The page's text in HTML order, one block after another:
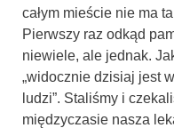
całym mieście nie ma
Pierwszy raz odkąd
niewiele, ale jednak.
„widocznie dzisiaj jest
ludzi”. Staliśmy i
międzyczasie nasza